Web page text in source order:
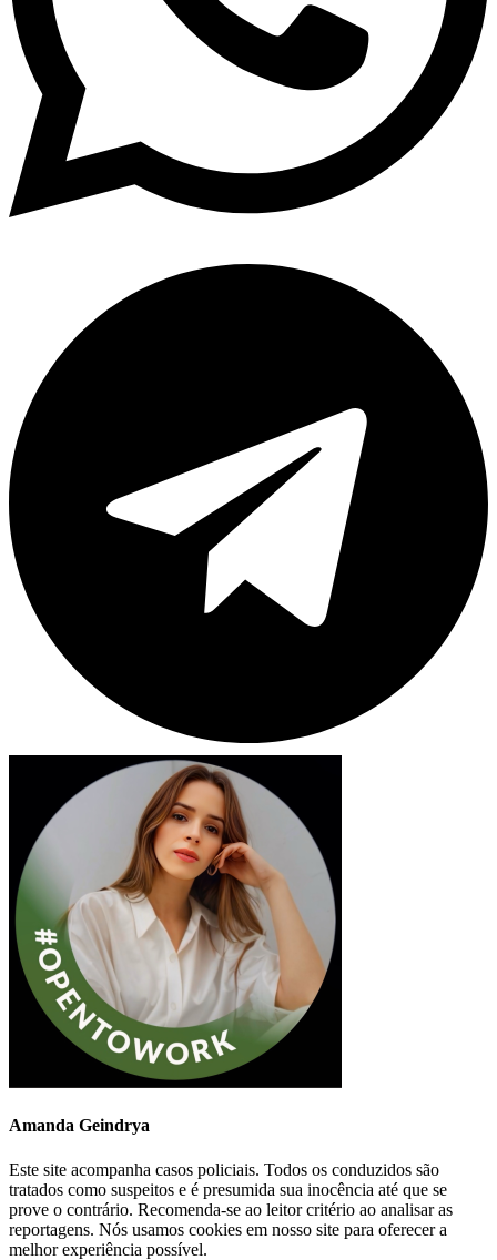
Amanda Geindrya
Este site acompanha casos policiais. Todos os conduzidos são
tratados como suspeitos e é presumida sua inocência até que se
prove o contrário. Recomenda-se ao leitor critério ao analisar as
reportagens. Nós usamos cookies em nosso site para oferecer a
melhor experiência possível.